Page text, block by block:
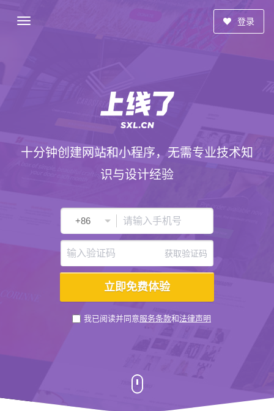
登录
十分钟创建网站和小程序，无需专业技术知
识与设计经验
获取验证码
我已阅读并同意服务条款和法律声明